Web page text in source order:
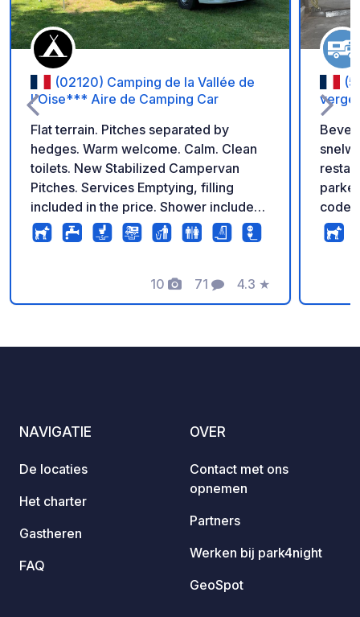
(02120) Camping de la Vallée de
l'Oise*** Aire de Camping Car
Flat terrain. Pitches separated by
hedges. Warm welcome. Calm. Clean
toilets. New Stabilized Campervan
Pitches. Services Emptying, filling
included in the price. Shower included
in the price...
10
Foto's
71
Commentaren
4.3
Beoordeling
★
verger
code.
te
NAVIGATIE
De locaties
Het charter
Gastheren
FAQ
OVER
Contact met ons
opnemen
Partners
Werken bij park4night
GeoSpot